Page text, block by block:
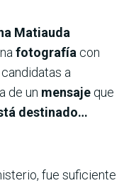
Matiauda
fotografía con
a
de un mensaje que
destinado…
fue suficiente